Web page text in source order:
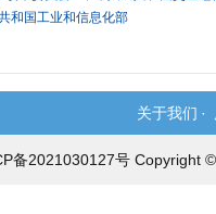
和国工业和信息化部
关于我们 ·
备2021030127号 Copyright